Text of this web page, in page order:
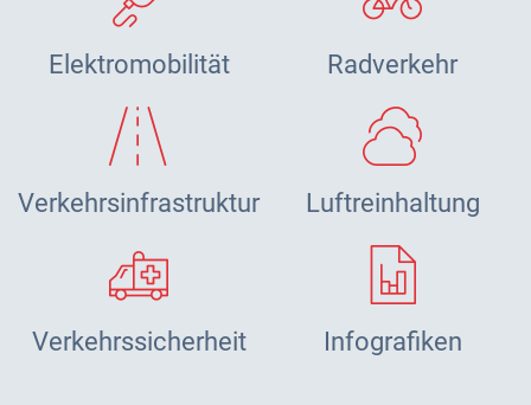
Elektromobilität Radverkehr
Verkehrsinfrastruktur Luftreinhaltung
Verkehrssicherheit Infografiken